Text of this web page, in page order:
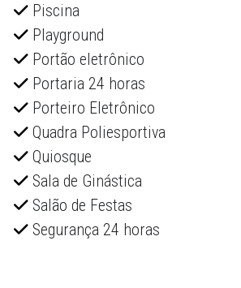
Piscina
Playground
Portão eletrônico
Portaria 24 horas
Porteiro Eletrônico
Quadra Poliesportiva
Quiosque
Sala de Ginástica
Salão de Festas
Segurança 24 horas